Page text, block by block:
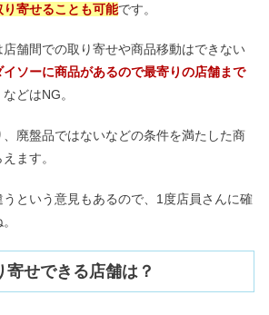
寄せることも可能です。
舗間での取り寄せや商品移動はできない
イソーに商品があるので最寄りの店舗まで
などはNG。
廃盤品ではないなどの条件を満たした商
ます。
という意見もあるので、1度店員さんに確
寄せできる店舗は？